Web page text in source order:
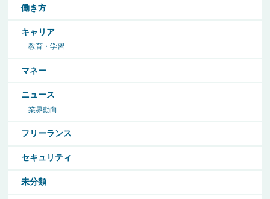
働き方
キャリア
教育・学習
マネー
ニュース
業界動向
フリーランス
セキュリティ
未分類